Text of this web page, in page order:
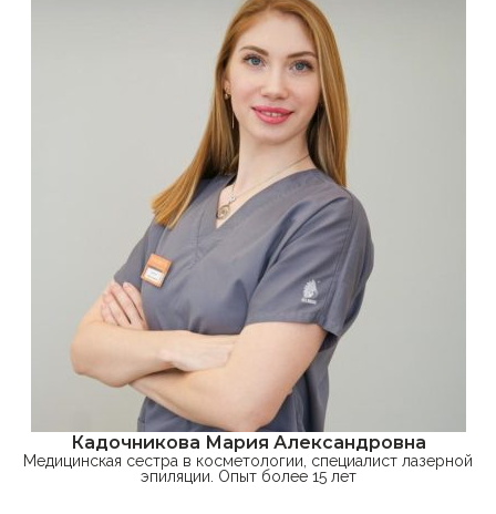
Кадочникова Мария Александровна
Медицинская сестра в косметологии, специалист лазерной
эпиляции. Опыт более 15 лет